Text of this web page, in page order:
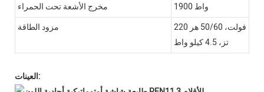
مخرج الأشعة تحت الحمراء
1900 واط
مزود الطاقة
220 فولت، 50/60 هر
تز، 4.5 كيلو واط
العينات: